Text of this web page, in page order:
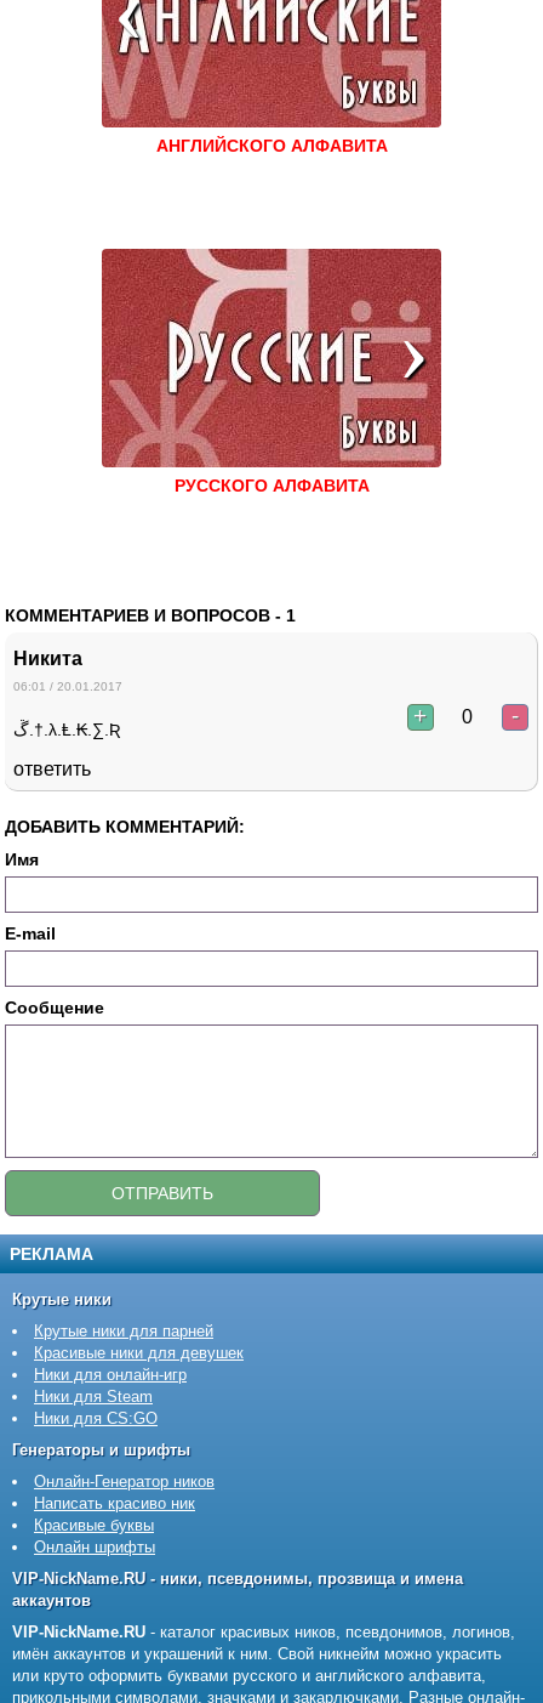
РЕКЛАМА
АНГЛИЙСКОГО АЛФАВИТА
РУССКОГО АЛФАВИТА
КОММЕНТАРИЕВ И ВОПРОСОВ - 1
Никита
06:01 / 20.01.2017
+ 0 -
ﮚ.†.λ.Ⱡ.₭.∑.Ʀ
ответить
ДОБАВИТЬ КОММЕНТАРИЙ:
Имя
E-mail
Сообщение
Крутые ники
Крутые ники для парней
Красивые ники для девушек
Ники для онлайн-игр
Ники для Steam
Ники для CS:GO
Генераторы и шрифты
Онлайн-Генератор ников
Написать красиво ник
Красивые буквы
Онлайн шрифты
VIP-NickName.RU - ники, псевдонимы, прозвища и имена
аккаунтов
VIP-NickName.RU - каталог красивых ников, псевдонимов, логинов,
имён аккаунтов и украшений к ним. Свой никнейм можно украсить
или круто оформить буквами русского и английского алфавита,
прикольными символами, значками и закарлючками. Разные онлайн-